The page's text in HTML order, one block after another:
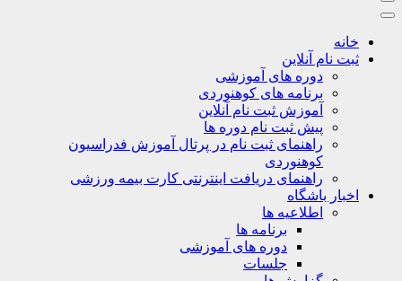
نام آنلاین
دوره های آموزشی
برنامه های کوهنوردی
آموزش ثبت نام آنلاین
پیش ثبت نام دوره ها
راهنمای ثبت نام در پرتال آموزش فدراسیون
کوهنوردی
راهنمای دریافت اینترنتی کارت بیمه ورزشی
باشگاه
اطلاعیه ها
برنامه ها
دوره های آموزشی
جلسات